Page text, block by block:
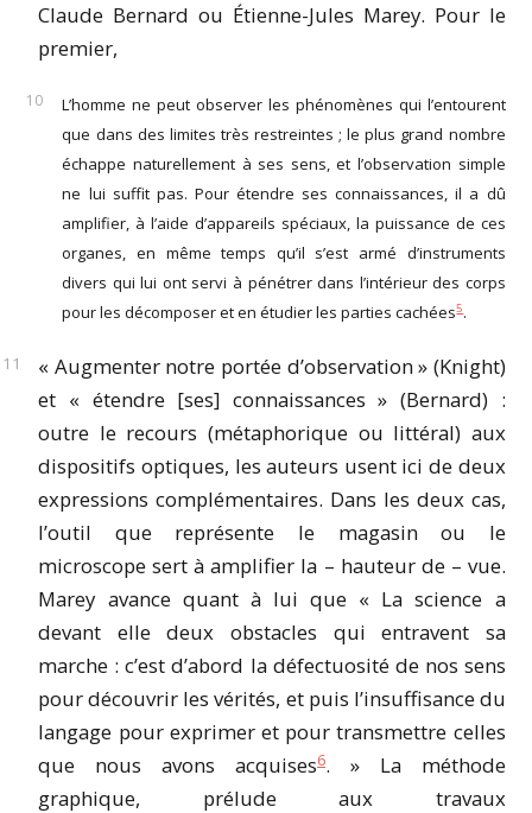
Claude Bernard ou Étienne-Jules Marey. Pour le
premier,
L’homme ne peut observer les phénomènes qui l’entourent
que dans des limites très restreintes ; le plus grand nombre
échappe naturellement à ses sens, et l’observation simple
ne lui suffit pas. Pour étendre ses connaissances, il a dû
amplifier, à l’aide d’appareils spéciaux, la puissance de ces
organes, en même temps qu’il s’est armé d’instruments
divers qui lui ont servi à pénétrer dans l’intérieur des corps
pour les décomposer et en étudier les parties cachées5.
« Augmenter notre portée d’observation » (Knight)
et « étendre [ses] connaissances » (Bernard) :
outre le recours (métaphorique ou littéral) aux
dispositifs optiques, les auteurs usent ici de deux
expressions complémentaires. Dans les deux cas,
l’outil que représente le magasin ou le
microscope sert à amplifier la – hauteur de – vue.
Marey avance quant à lui que « La science a
devant elle deux obstacles qui entravent sa
marche : c’est d’abord la défectuosité de nos sens
pour découvrir les vérités, et puis l’insuffisance du
langage pour exprimer et pour transmettre celles
que nous avons acquises6. » La méthode
graphique, prélude aux travaux